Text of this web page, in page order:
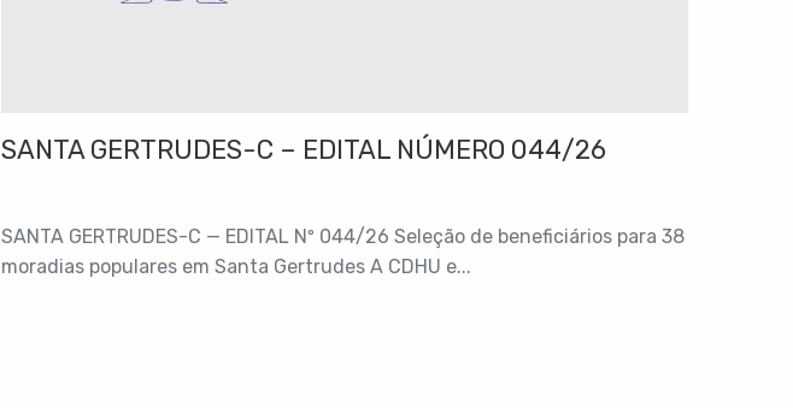
SANTA GERTRUDES-C – EDITAL NÚMERO 044/26
SANTA GERTRUDES-C — EDITAL Nº 044/26 Seleção de beneficiários para 38
moradias populares em Santa Gertrudes A CDHU e...